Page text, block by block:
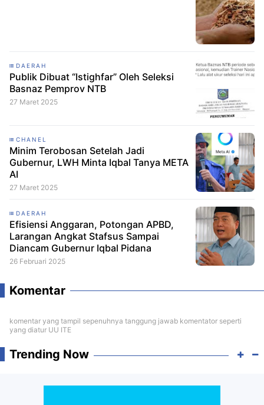
DAERAH
Publik Dibuat “Istighfar” Oleh Seleksi
Basnaz Pemprov NTB
27 Maret 2025
CHANEL
Minim Terobosan Setelah Jadi
Gubernur, LWH Minta Iqbal Tanya META
AI
27 Maret 2025
DAERAH
Efisiensi Anggaran, Potongan APBD,
Larangan Angkat Stafsus Sampai
Diancam Gubernur Iqbal Pidana
26 Februari 2025
Komentar
komentar yang tampil sepenuhnya tanggung jawab komentator seperti
yang diatur UU ITE
Trending Now